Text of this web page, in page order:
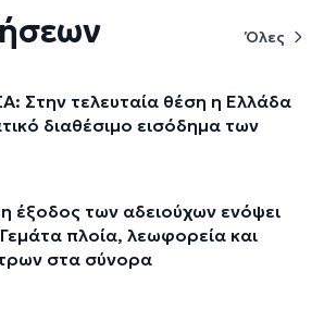
Όλες
Στην τελευταία θέση η Ελλάδα
διαθέσιμο εισόδημα των
έξοδος των αδειούχων ενόψει
πλοία, λεωφορεία και
στα σύνορα